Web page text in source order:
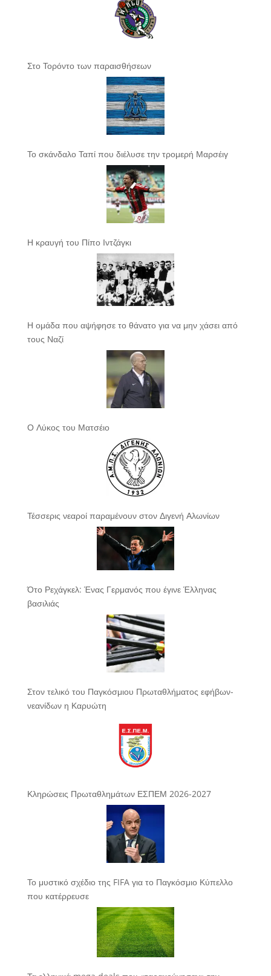
Στο Τορόντο των παραισθήσεων
Το σκάνδαλο Ταπί που διέλυσε την τρομερή Μαρσέιγ
Η κραυγή του Πίπο Ιντζάγκι
Η ομάδα που αψήφησε το θάνατο για να μην χάσει από
τους Ναζί
Ο Λύκος του Ματσέιο
Τέσσερις νεαροί παραμένουν στον Διγενή Αλωνίων
Ότο Ρεχάγκελ: Ένας Γερμανός που έγινε Έλληνας
βασιλιάς
Στον τελικό του Παγκόσμιου Πρωταθλήματος εφήβων-
νεανίδων η Καρυώτη
Κληρώσεις Πρωταθλημάτων ΕΣΠΕΜ 2026-2027
Το μυστικό σχέδιο της FIFA για το Παγκόσμιο Κύπελλο
που κατέρρευσε